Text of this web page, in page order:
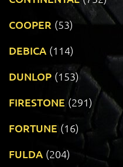
COOPER (53)
DEBICA (114)
DUNLOP (153)
FIRESTONE (291)
FORTUNE (16)
FULDA (204)